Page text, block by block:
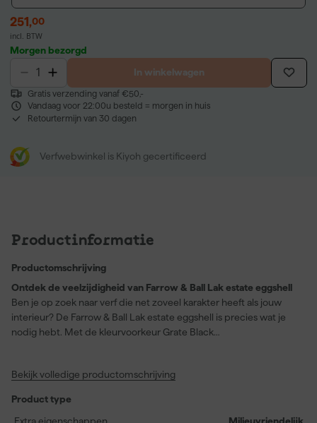
251,00
incl. BTW
Morgen bezorgd
In winkelwagen
Gratis verzending vanaf €50,-
Vandaag voor 22:00u besteld = morgen in huis
Retourtermijn van 30 dagen
Verfwebwinkel is Kiyoh gecertificeerd
Productinformatie
Productomschrijving
Ontdek de veelzijdigheid van Farrow & Ball Lak estate eggshell
Ben je op zoek naar verf die net zoveel karakter heeft als jouw
interieur? De Farrow & Ball Lak estate eggshell is precies wat je
nodig hebt. Met de kleurvoorkeur Grate Black
trappen en zelfs vloeren. Deze eiglansverf (20% glans) heeft een
rendement van 12 vierkante meter per liter hoef je niet vaak bij te
werken. Daarnaast is het milieuvriendelijk en makkelijk aan te
Bekijk volledige productomschrijving
Product type